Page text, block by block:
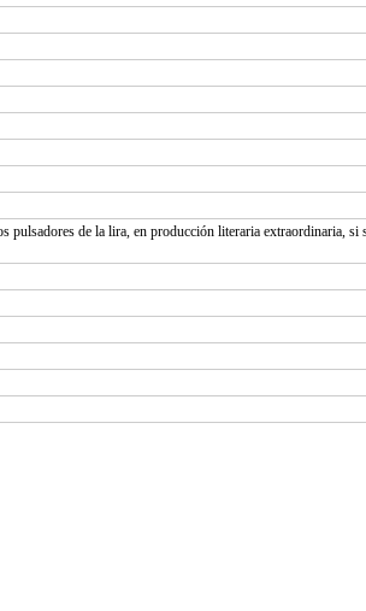
pulsadores de la lira, en producción literaria extraordinaria,